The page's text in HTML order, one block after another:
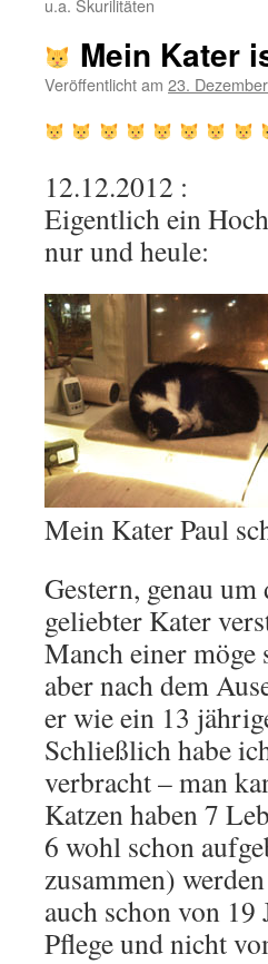
u.a. Skurilitäten
Mein Kater
Veröffentlicht am 23.
12.12.2012 :
Eigentlich ein
nur und heule:
Mein Kater Paul
Gestern, genau
geliebter Kater
Manch einer möge
aber nach dem
er wie ein 13
Schließlich habe
verbracht – man
Katzen haben 7
6 wohl schon
zusammen)
auch schon von 19
Pflege und nicht